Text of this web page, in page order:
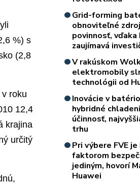
%) s
(2,8
roku
12,4
krajina
určitý
Grid-forming
obnoviteľné
povinnosť, vďaka
zaujímavá
V rakúskom
elektromobily
technológii od
Inovácie v
hybridné
účinnosť,
trhu
Pri výbere FVE
faktorom
jediným, hovorí
Huawei